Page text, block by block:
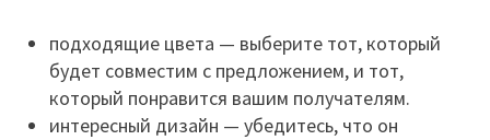
подходящие цвета — выберите тот, который
будет совместим с предложением, и тот,
который понравится вашим получателям.
интересный дизайн — убедитесь, что он